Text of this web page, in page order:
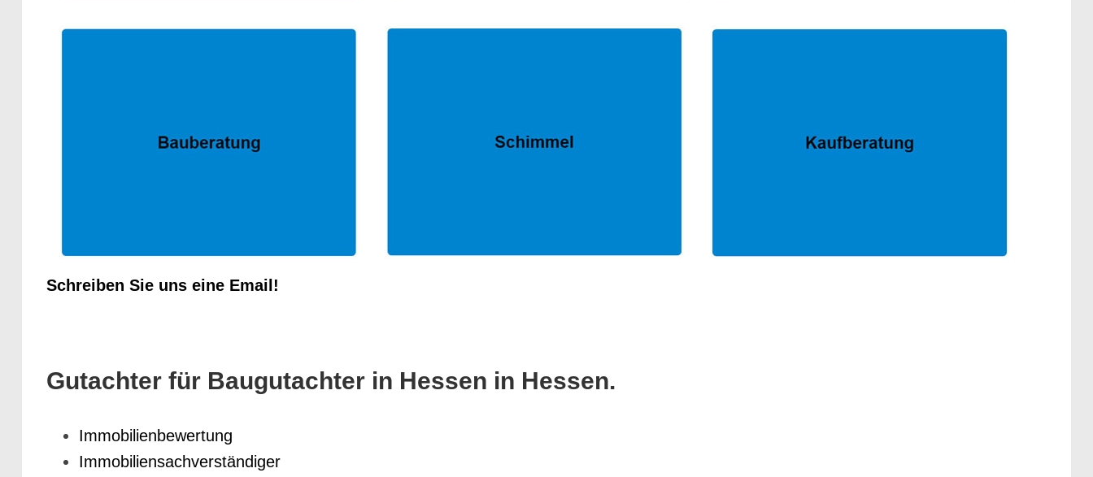
Schreiben Sie uns eine Email!
Gutachter für Baugutachter in Hessen in Hessen.
Immobilienbewertung
Immobiliensachverständiger